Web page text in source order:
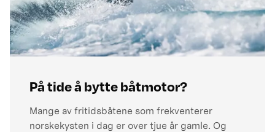
På tide å bytte båtmotor?
Mange av fritidsbåtene som frekventerer
norskekysten i dag er over tjue år gamle. Og